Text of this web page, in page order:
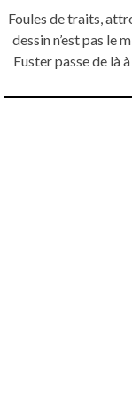
Foules de traits,
dessin n’est pas le
Fuster passe de là